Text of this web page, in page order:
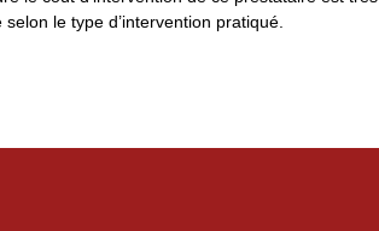
le type d’intervention pratiqué.